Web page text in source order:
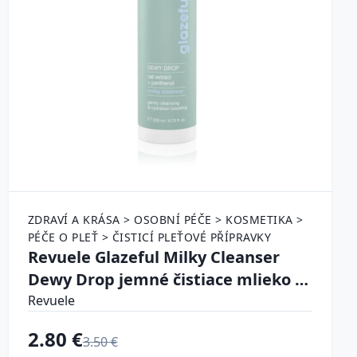
ZDRAVÍ A KRÁSA > OSOBNÍ PÉČE > KOSMETIKA >
PÉČE O PLEŤ > ČISTICÍ PLEŤOVÉ PŘÍPRAVKY
Revuele Glazeful Milky Cleanser
Dewy Drop jemné čistiace mlieko s
hydratačným účinkom 200 ml
Revuele
2.80 €3.50 €